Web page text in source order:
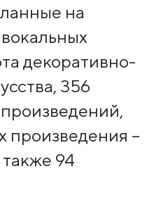
на
декоративно-
356
произведения –
также 94